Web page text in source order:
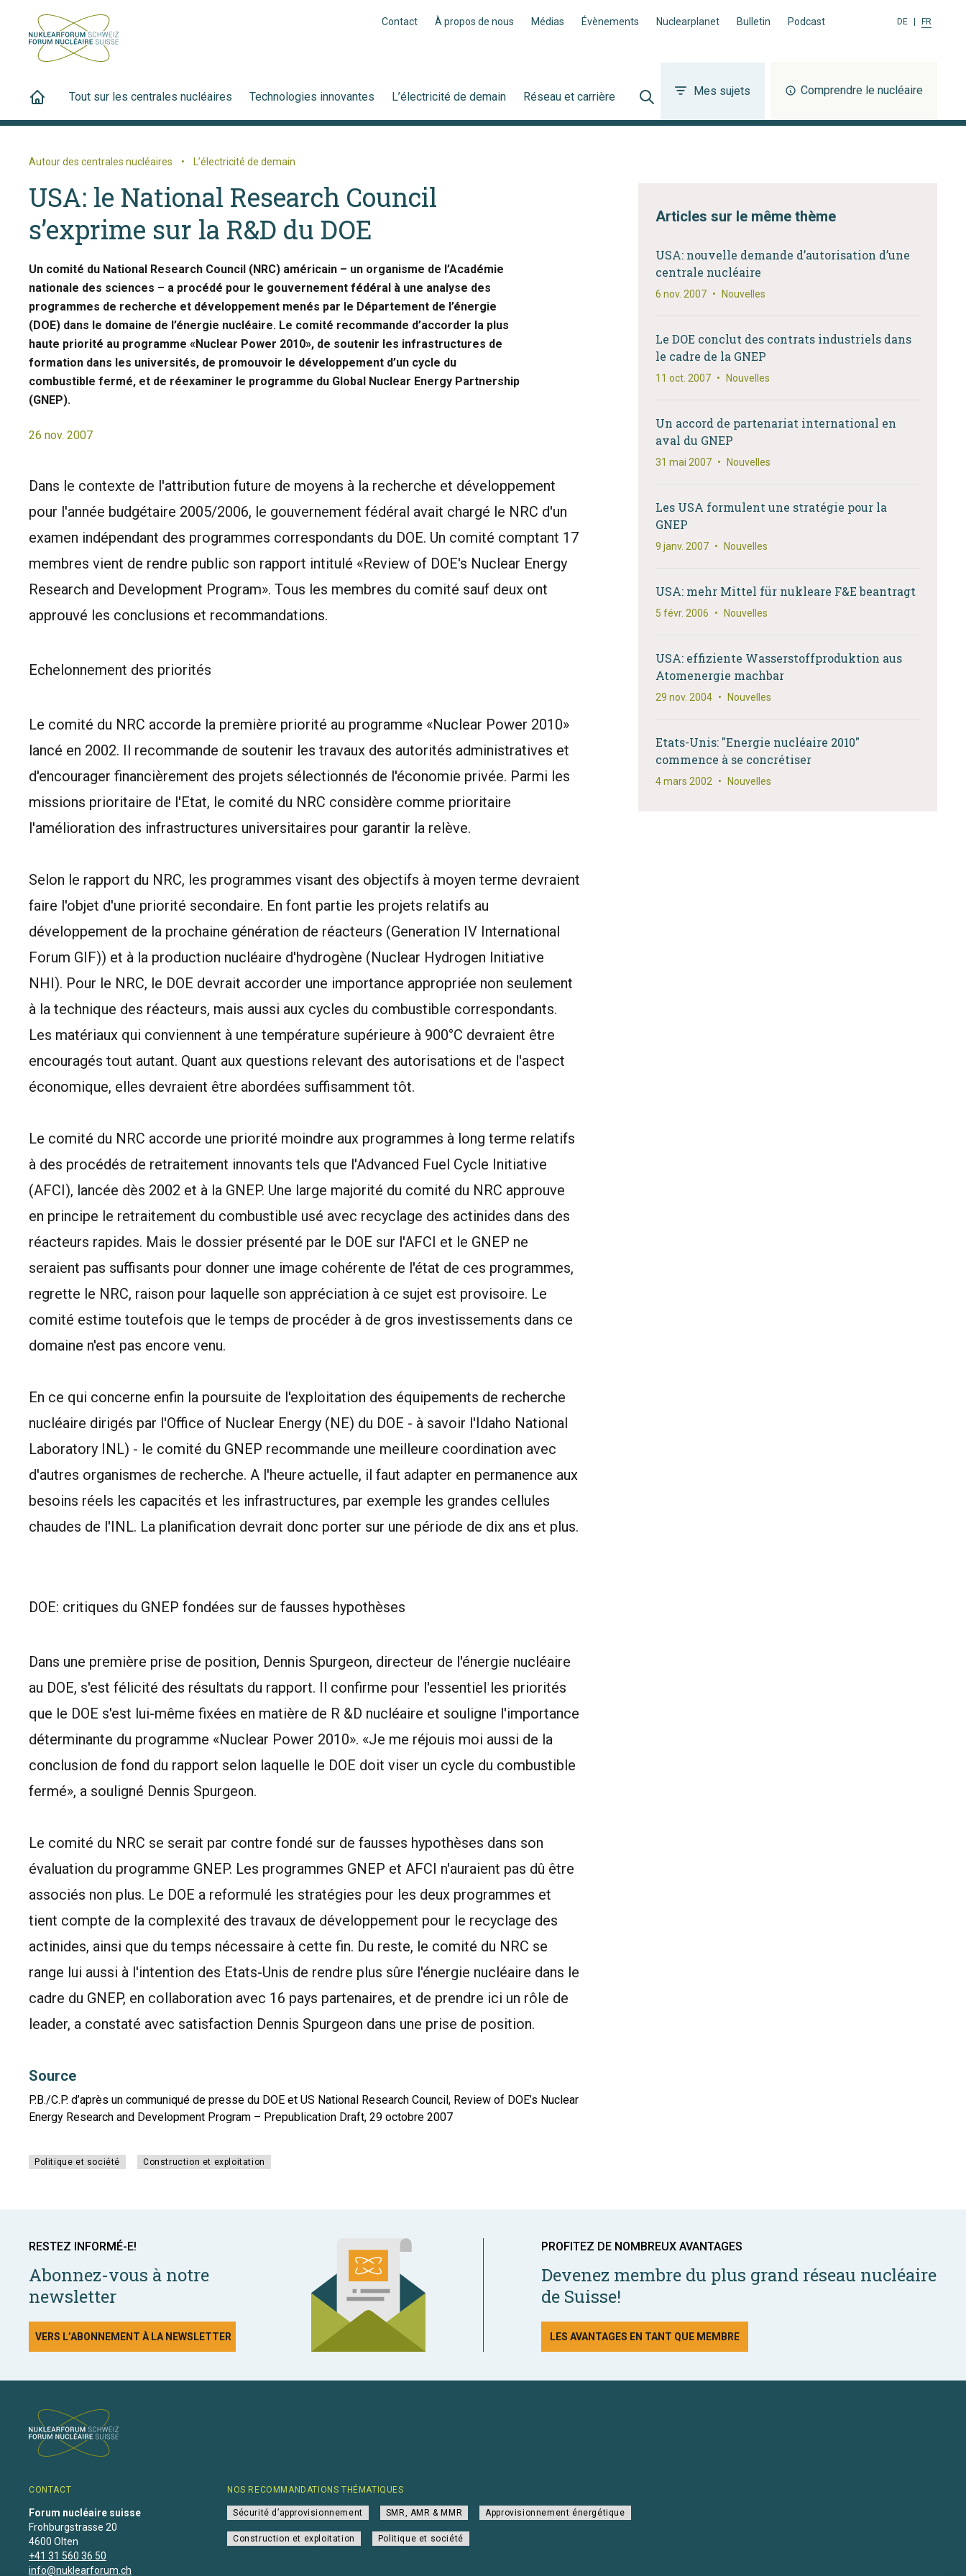
Contact À propos de nous Médias Évènements Nuclearplanet Bulletin Podcast DE FR
Tout sur les centrales nucléaires Technologies innovantes L’électricité de demain Réseau et carrière Mes sujets Comprendre le nucléaire
Autour des centrales nucléaires • L’électricité de demain
USA: le National Research Council
s’exprime sur la R&D du DOE
Un comité du National Research Council (NRC) américain – un organisme de l’Académie
nationale des sciences – a procédé pour le gouvernement fédéral à une analyse des
programmes de recherche et développement menés par le Département de l’énergie
(DOE) dans le domaine de l’énergie nucléaire. Le comité recommande d’accorder la plus
haute priorité au programme «Nuclear Power 2010», de soutenir les infrastructures de
formation dans les universités, de promouvoir le développement d’un cycle du
combustible fermé, et de réexaminer le programme du Global Nuclear Energy Partnership
(GNEP).
26 nov. 2007
Dans le contexte de l'attribution future de moyens à la recherche et développement
pour l'année budgétaire 2005/2006, le gouvernement fédéral avait chargé le NRC d'un
examen indépendant des programmes correspondants du DOE. Un comité comptant 17
membres vient de rendre public son rapport intitulé «Review of DOE's Nuclear Energy
Research and Development Program». Tous les membres du comité sauf deux ont
approuvé les conclusions et recommandations.
Echelonnement des priorités
Le comité du NRC accorde la première priorité au programme «Nuclear Power 2010»
lancé en 2002. Il recommande de soutenir les travaux des autorités administratives et
d'encourager financièrement des projets sélectionnés de l'économie privée. Parmi les
missions prioritaire de l'Etat, le comité du NRC considère comme prioritaire
l'amélioration des infrastructures universitaires pour garantir la relève.
Selon le rapport du NRC, les programmes visant des objectifs à moyen terme devraient
faire l'objet d'une priorité secondaire. En font partie les projets relatifs au
développement de la prochaine génération de réacteurs (Generation IV International
Forum GIF)) et à la production nucléaire d'hydrogène (Nuclear Hydrogen Initiative
NHI). Pour le NRC, le DOE devrait accorder une importance appropriée non seulement
à la technique des réacteurs, mais aussi aux cycles du combustible correspondants.
Les matériaux qui conviennent à une température supérieure à 900°C devraient être
encouragés tout autant. Quant aux questions relevant des autorisations et de l'aspect
économique, elles devraient être abordées suffisamment tôt.
Le comité du NRC accorde une priorité moindre aux programmes à long terme relatifs
à des procédés de retraitement innovants tels que l'Advanced Fuel Cycle Initiative
(AFCI), lancée dès 2002 et à la GNEP. Une large majorité du comité du NRC approuve
en principe le retraitement du combustible usé avec recyclage des actinides dans des
réacteurs rapides. Mais le dossier présenté par le DOE sur l'AFCI et le GNEP ne
seraient pas suffisants pour donner une image cohérente de l'état de ces programmes,
regrette le NRC, raison pour laquelle son appréciation à ce sujet est provisoire. Le
comité estime toutefois que le temps de procéder à de gros investissements dans ce
domaine n'est pas encore venu.
En ce qui concerne enfin la poursuite de l'exploitation des équipements de recherche
nucléaire dirigés par l'Office of Nuclear Energy (NE) du DOE - à savoir l'Idaho National
Laboratory INL) - le comité du GNEP recommande une meilleure coordination avec
d'autres organismes de recherche. A l'heure actuelle, il faut adapter en permanence aux
besoins réels les capacités et les infrastructures, par exemple les grandes cellules
chaudes de l'INL. La planification devrait donc porter sur une période de dix ans et plus.
DOE: critiques du GNEP fondées sur de fausses hypothèses
Dans une première prise de position, Dennis Spurgeon, directeur de l'énergie nucléaire
au DOE, s'est félicité des résultats du rapport. Il confirme pour l'essentiel les priorités
que le DOE s'est lui-même fixées en matière de R &D nucléaire et souligne l'importance
déterminante du programme «Nuclear Power 2010». «Je me réjouis moi aussi de la
conclusion de fond du rapport selon laquelle le DOE doit viser un cycle du combustible
fermé», a souligné Dennis Spurgeon.
Le comité du NRC se serait par contre fondé sur de fausses hypothèses dans son
évaluation du programme GNEP. Les programmes GNEP et AFCI n'auraient pas dû être
associés non plus. Le DOE a reformulé les stratégies pour les deux programmes et
tient compte de la complexité des travaux de développement pour le recyclage des
actinides, ainsi que du temps nécessaire à cette fin. Du reste, le comité du NRC se
range lui aussi à l'intention des Etats-Unis de rendre plus sûre l'énergie nucléaire dans le
cadre du GNEP, en collaboration avec 16 pays partenaires, et de prendre ici un rôle de
leader, a constaté avec satisfaction Dennis Spurgeon dans une prise de position.
Source
P.B./C.P. d’après un communiqué de presse du DOE et US National Research Council, Review of DOE’s Nuclear
Energy Research and Development Program – Prepublication Draft, 29 octobre 2007
Politique et société Construction et exploitation
Articles sur le même thème
USA: nouvelle demande d’autorisation d’une
centrale nucléaire
6 nov. 2007 • Nouvelles
Le DOE conclut des contrats industriels dans
le cadre de la GNEP
11 oct. 2007 • Nouvelles
Un accord de partenariat international en
aval du GNEP
31 mai 2007 • Nouvelles
Les USA formulent une stratégie pour la
GNEP
9 janv. 2007 • Nouvelles
USA: mehr Mittel für nukleare F&E beantragt
5 févr. 2006 • Nouvelles
USA: effiziente Wasserstoffproduktion aus
Atomenergie machbar
29 nov. 2004 • Nouvelles
Etats-Unis: "Energie nucléaire 2010"
commence à se concrétiser
4 mars 2002 • Nouvelles
RESTEZ INFORMÉ-E!
Abonnez-vous à notre
newsletter
VERS L’ABONNEMENT À LA NEWSLETTER
PROFITEZ DE NOMBREUX AVANTAGES
Devenez membre du plus grand réseau nucléaire
de Suisse!
LES AVANTAGES EN TANT QUE MEMBRE
CONTACT
Forum nucléaire suisse
Frohburgstrasse 20
4600 Olten
+41 31 560 36 50
info@nuklearforum.ch
NOS RECOMMANDATIONS THÉMATIQUES
Sécurité d’approvisionnement SMR, AMR & MMR Approvisionnement énergétique
Construction et exploitation Politique et société